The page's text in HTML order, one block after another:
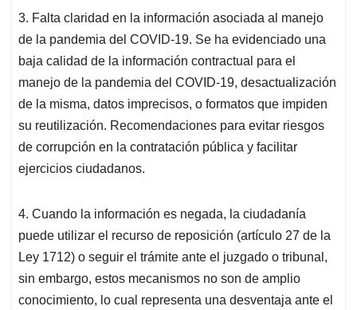
3. Falta claridad en la información asociada al manejo
de la pandemia del COVID-19. Se ha evidenciado una
baja calidad de la información contractual para el
manejo de la pandemia del COVID-19, desactualización
de la misma, datos imprecisos, o formatos que impiden
su reutilización. Recomendaciones para evitar riesgos
de corrupción en la contratación pública y facilitar
ejercicios ciudadanos.
4. Cuando la información es negada, la ciudadanía
puede utilizar el recurso de reposición (artículo 27 de la
Ley 1712) o seguir el trámite ante el juzgado o tribunal,
sin embargo, estos mecanismos no son de amplio
conocimiento, lo cual representa una desventaja ante el